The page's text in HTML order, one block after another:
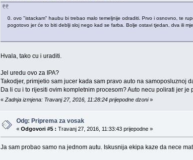
0. ovo "istackam" haubu bi trebao malo temeljnije odraditi. Prvo i osnovno, te
pogotovo jer će to biti deblji sloj nego kad se farba. Bolje ostavi tjedan, dva ili
Hvala, tako cu i uraditi.
Jel uredu ovo za IPA?
Takodjer, primjetio sam jucer kada sam pravo auto na samoposluznoj
Da li cu i to rijesiti ovim kompletnim procesom? Auto necu polirati jer
« Zadnja izmjena: Travanj 27, 2016, 11:28:24 prijepodne dzoni»
Odg: Priprema za vosak
«Odgovori #5 : Travanj 27, 2016, 11:33:43 prijepodne »
Ja sam probao samo na jednom autu. Iskusnija ekipa kaze da nece